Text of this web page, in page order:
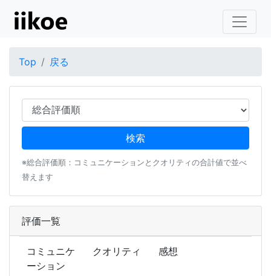
Top 戻る
※総合評価順：コミュニケーションとクオリティの合計値で並べ
替えます
評価一覧
コミュニケ
ーション
クオリティ 感想